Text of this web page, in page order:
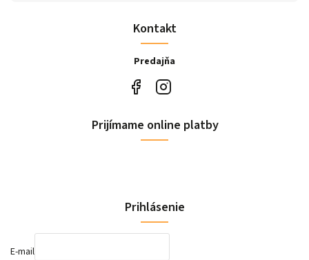
Kontakt
Predajňa
Prijímame online platby
Prihlásenie
E-mail